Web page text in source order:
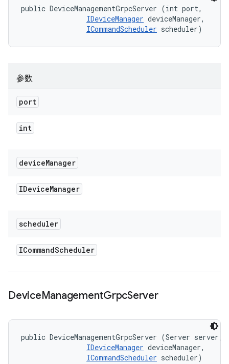
public DeviceManagementGrpcServer (int port,
IDeviceManager deviceManager,
ICommandScheduler scheduler)
参数
port
int
deviceManager
IDeviceManager
scheduler
ICommandScheduler
DeviceManagementGrpcServer
public DeviceManagementGrpcServer (Server server,
IDeviceManager deviceManager,
ICommandScheduler scheduler)